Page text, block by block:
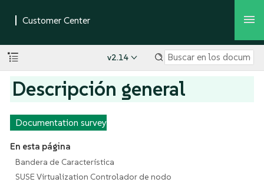
v2.14
Descripción general
Documentation survey
En esta página
Bandera de Característica
SUSE Virtualization Controlador de nodo